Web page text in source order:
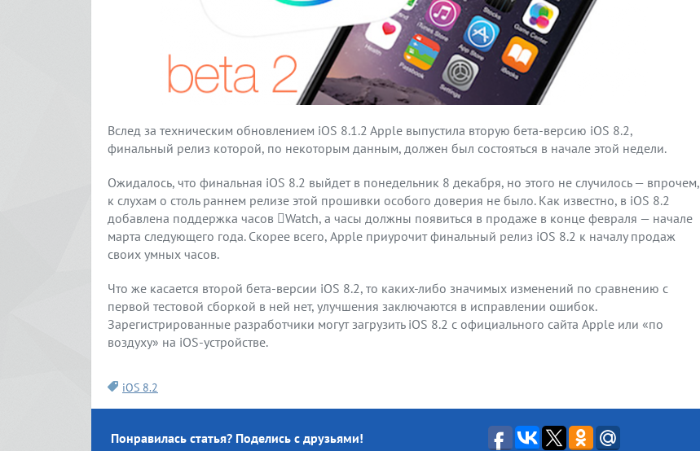
Вслед за техническим обновлением iOS 8.1.2 Apple выпустила вторую бета-версию iOS 8.2,
финальный релиз которой, по некоторым данным, должен был состояться в начале этой недели.
Ожидалось, что финальная iOS 8.2 выйдет в понедельник 8 декабря, но этого не случилось — впрочем,
к слухам о столь раннем релизе этой прошивки особого доверия не было. Как известно, в iOS 8.2
добавлена поддержка часов Watch, а часы должны появиться в продаже в конце февраля — начале
марта следующего года. Скорее всего, Apple приурочит финальный релиз iOS 8.2 к началу продаж
своих умных часов.
Что же касается второй бета-версии iOS 8.2, то каких-либо значимых изменений по сравнению с
первой тестовой сборкой в ней нет, улучшения заключаются в исправлении ошибок.
Зарегистрированные разработчики могут загрузить iOS 8.2 с официального сайта Apple или «по
воздуху» на iOS-устройстве.
iOS 8.2
Понравилась статья? Поделись с друзьями!